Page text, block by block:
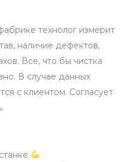
технолог измерит
наличие дефектов,
Все, что бы чистка
В случае данных
с клиентом. Согласует